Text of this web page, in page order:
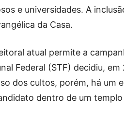
e universidades. A
da Casa.
atual permite a
Federal (STF) decidiu,
dos cultos, porém, há um
dentro de um